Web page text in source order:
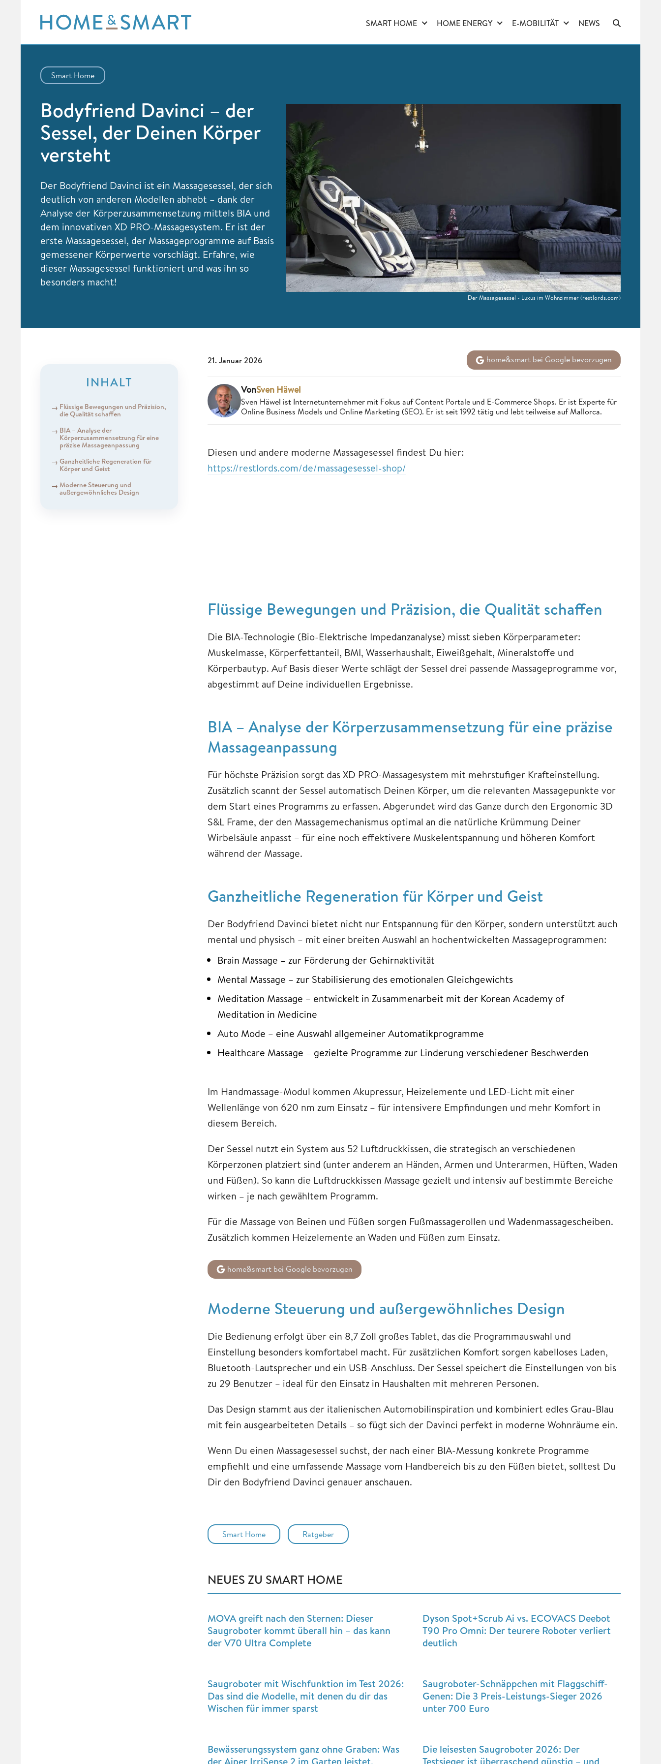
content
SMART HOME HOME ENERGY E-MOBILITÄT NEWS
Smart Home
Bodyfriend Davinci – der
Sessel, der Deinen Körper
versteht
Der Bodyfriend Davinci ist ein Massagesessel, der sich
deutlich von anderen Modellen abhebt – dank der
Analyse der Körperzusammensetzung mittels BIA und
dem innovativen XD PRO-Massagesystem. Er ist der
erste Massagesessel, der Massageprogramme auf Basis
gemessener Körperwerte vorschlägt. Erfahre, wie
dieser Massagesessel funktioniert und was ihn so
besonders macht!
Der Massagesessel - Luxus im Wohnzimmer(restlords.com)
INHALT
Flüssige Bewegungen und Präzision,
die Qualität schaffen
BIA – Analyse der
Körperzusammensetzung für eine
präzise Massageanpassung
Ganzheitliche Regeneration für
Körper und Geist
Moderne Steuerung und
außergewöhnliches Design
21. Januar 2026 home&smart bei Google bevorzugen
VonSven Häwel
Sven Häwel ist Internetunternehmer mit Fokus auf Content Portale und E-Commerce Shops. Er ist Experte für
Online Business Models und Online Marketing (SEO). Er ist seit 1992 tätig und lebt teilweise auf Mallorca.
Diesen und andere moderne Massagesessel findest Du hier:
https://restlords.com/de/massagesessel-shop/
Flüssige Bewegungen und Präzision, die Qualität schaffen
Die BIA-Technologie (Bio-Elektrische Impedanzanalyse) misst sieben Körperparameter:
Muskelmasse, Körperfettanteil, BMI, Wasserhaushalt, Eiweißgehalt, Mineralstoffe und
Körperbautyp. Auf Basis dieser Werte schlägt der Sessel drei passende Massageprogramme vor,
abgestimmt auf Deine individuellen Ergebnisse.
BIA – Analyse der Körperzusammensetzung für eine präzise
Massageanpassung
Für höchste Präzision sorgt das XD PRO-Massagesystem mit mehrstufiger Krafteinstellung.
Zusätzlich scannt der Sessel automatisch Deinen Körper, um die relevanten Massagepunkte vor
dem Start eines Programms zu erfassen. Abgerundet wird das Ganze durch den Ergonomic 3D
S&L Frame, der den Massagemechanismus optimal an die natürliche Krümmung Deiner
Wirbelsäule anpasst – für eine noch effektivere Muskelentspannung und höheren Komfort
während der Massage.
Ganzheitliche Regeneration für Körper und Geist
Der Bodyfriend Davinci bietet nicht nur Entspannung für den Körper, sondern unterstützt auch
mental und physisch – mit einer breiten Auswahl an hochentwickelten Massageprogrammen:
Brain Massage – zur Förderung der Gehirnaktivität
Mental Massage – zur Stabilisierung des emotionalen Gleichgewichts
Meditation Massage – entwickelt in Zusammenarbeit mit der Korean Academy of
Meditation in Medicine
Auto Mode – eine Auswahl allgemeiner Automatikprogramme
Healthcare Massage – gezielte Programme zur Linderung verschiedener Beschwerden
Im Handmassage-Modul kommen Akupressur, Heizelemente und LED-Licht mit einer
Wellenlänge von 620 nm zum Einsatz – für intensivere Empfindungen und mehr Komfort in
diesem Bereich.
Der Sessel nutzt ein System aus 52 Luftdruckkissen, die strategisch an verschiedenen
Körperzonen platziert sind (unter anderem an Händen, Armen und Unterarmen, Hüften, Waden
und Füßen). So kann die Luftdruckkissen Massage gezielt und intensiv auf bestimmte Bereiche
wirken – je nach gewähltem Programm.
Für die Massage von Beinen und Füßen sorgen Fußmassagerollen und Wadenmassagescheiben.
Zusätzlich kommen Heizelemente an Waden und Füßen zum Einsatz.
home&smart bei Google bevorzugen
Moderne Steuerung und außergewöhnliches Design
Die Bedienung erfolgt über ein 8,7 Zoll großes Tablet, das die Programmauswahl und
Einstellung besonders komfortabel macht. Für zusätzlichen Komfort sorgen kabelloses Laden,
Bluetooth-Lautsprecher und ein USB-Anschluss. Der Sessel speichert die Einstellungen von bis
zu 29 Benutzer – ideal für den Einsatz in Haushalten mit mehreren Personen.
Das Design stammt aus der italienischen Automobilinspiration und kombiniert edles Grau-Blau
mit fein ausgearbeiteten Details – so fügt sich der Davinci perfekt in moderne Wohnräume ein.
Wenn Du einen Massagesessel suchst, der nach einer BIA-Messung konkrete Programme
empfiehlt und eine umfassende Massage vom Handbereich bis zu den Füßen bietet, solltest Du
Dir den Bodyfriend Davinci genauer anschauen.
Smart Home Ratgeber
NEUES ZU SMART HOME
MOVA greift nach den Sternen: Dieser
Saugroboter kommt überall hin – das kann
der V70 Ultra Complete
Dyson Spot+Scrub Ai vs. ECOVACS Deebot
T90 Pro Omni: Der teurere Roboter verliert
deutlich
Saugroboter mit Wischfunktion im Test 2026:
Das sind die Modelle, mit denen du dir das
Wischen für immer sparst
Saugroboter-Schnäppchen mit Flaggschiff-
Genen: Die 3 Preis-Leistungs-Sieger 2026
unter 700 Euro
Bewässerungssystem ganz ohne Graben: Was
der Aiper IrriSense 2 im Garten leistet,
Die leisesten Saugroboter 2026: Der
Testsieger ist überraschend günstig – und